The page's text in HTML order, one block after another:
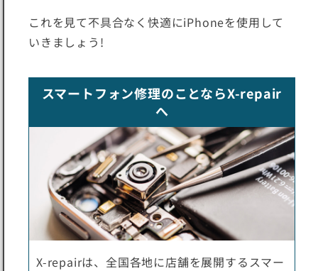
これを見て不具合なく快適にiPhoneを使用して
いきましょう!
スマートフォン修理のことならX-repair
へ
X-repairは、全国各地に店舗を展開するスマー